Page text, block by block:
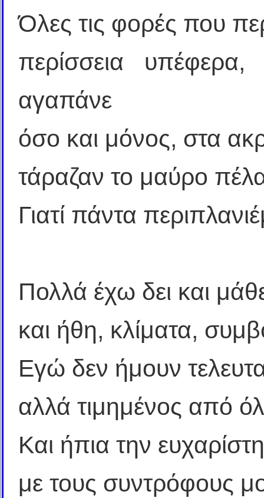
Όλες τις φορές που
περίσσεια
αγαπάνε
όσο και μόνος, στα
τάραζαν το μαύρο
Γιατί πάντα
Πολλά έχω δει και
και ήθη, κλίματα,
Εγώ δεν ήμουν
αλλά τιμημένος από
Και ήπια την
με τους συντρόφους